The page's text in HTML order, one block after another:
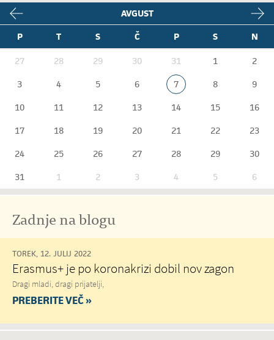
AVGUST
P
T S Č P S N
27 28 29 30 31 1
2
3
4 5 6 7 8
9
10
11 12 13 14 15
16
17
18 19 20 21 22
23
24
25 26 27 28 29
30
31
1 2 3 4 5 6
Zadnje na blogu
TOREK, 12. JULIJ 2022
Erasmus+ je po koronakrizi dobil nov zagon
Dragi mladi, dragi prijatelji,
PREBERITE VEČ »